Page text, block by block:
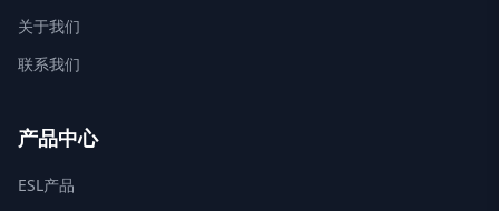
关于我们
联系我们
产品中心
ESL产品